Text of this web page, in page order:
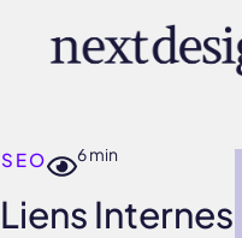
content
SEO 6 min
Liens Internes